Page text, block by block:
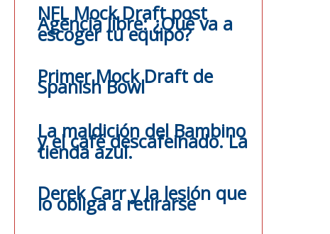
NFL Mock Draft post
Agencia libre: ¿Qué va a
escoger tu equipo?
Primer Mock Draft de
Spanish Bowl
La maldición del Bambino
y el café descafeinado. La
tienda azul.
Derek Carr y la lesión que
lo obliga a retirarse